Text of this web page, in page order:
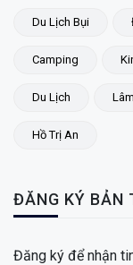
Du Lịch Bụi
Camping
Du Lịch
Hồ Trị An
ĐĂNG KÝ BẢN
Đăng ký để nhận